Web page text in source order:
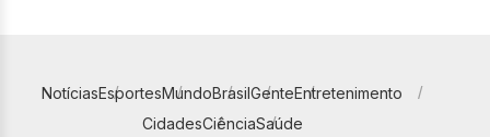
NotíciasEsportesMundoBrasilGenteEntretenimento
CidadesCiênciaSaúde